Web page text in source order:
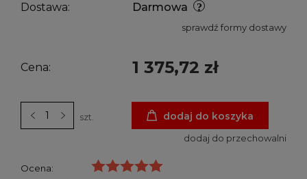
Dostawa: Darmowa
sprawdź formy dostawy
Cena: 1 375,72 zł
szt. dodaj do koszyka
dodaj do przechowalni
Ocena: